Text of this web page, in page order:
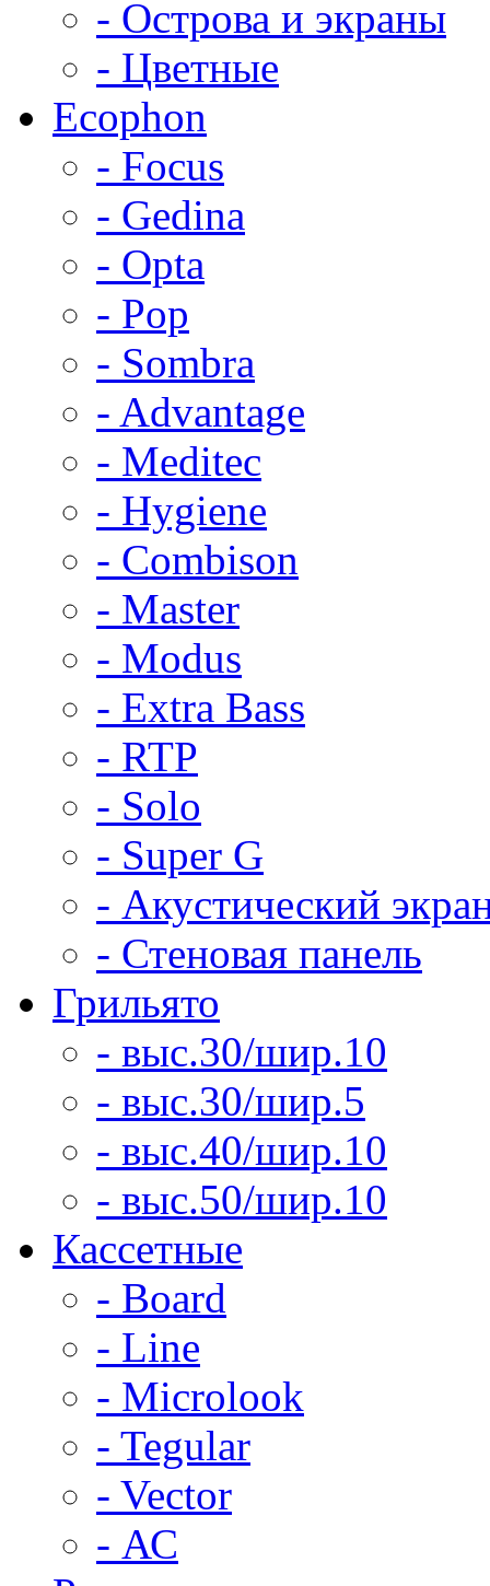
- Острова и экраны
- Цветные
Ecophon
- Focus
- Gedina
- Opta
- Pop
- Sombra
- Advantage
- Meditec
- Hygiene
- Combison
- Master
- Modus
- Extra Bass
- RTP
- Solo
- Super G
- Акустический
- Стеновая панель
Грильято
- выс.30/шир.10
- выс.30/шир.5
- выс.40/шир.10
- выс.50/шир.10
Кассетные
- Board
- Line
- Microlook
- Tegular
- Vector
- АС